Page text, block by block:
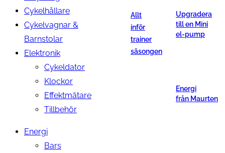
Cykelhållare
Cykelvagnar &
Barnstolar
Elektronik
Cykeldator
Klockor
Effektmätare
Tillbehör
Energi
Bars
Allt
inför
trainer
säsongen
Upgradera
till en Mini
el-pump
Energi
från Maurten